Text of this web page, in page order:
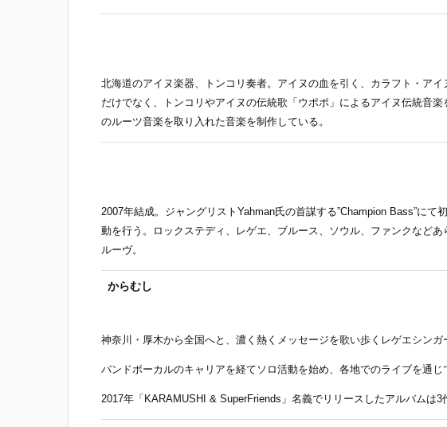
北海道のアイヌ楽器、トンコリ奏者。アイヌの血を引く、カラフト・ア
だけでなく、トンコリやアイヌの伝統歌「ウポポ」によるアイヌ伝統音
のルーツ音楽を取り入れた音楽を制作している。
2007年結成。ジャングリストYahman氏の首謀する”Champion Bass”に
動を行う。ロックステディ、レゲエ、ブルース、ソウル、ファンクなど
ルーヴ。
からむし
神奈川・厚木から全国へと、濃く熱くメッセージを歌い歩くレゲエシンガ
バンドボーカルのキャリアを経てソロ活動を始め、各地でのライブを通じ
2017年「KARAMUSHI & SuperFriends」名義でリリースしたアルバムは3